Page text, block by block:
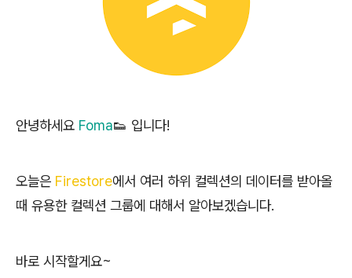
안녕하세요 Foma👟 입니다!
오늘은 Firestore에서 여러 하위 컬렉션의 데이터를 받아올
때 유용한 컬렉션 그룹에 대해서 알아보겠습니다.
바로 시작할게요~